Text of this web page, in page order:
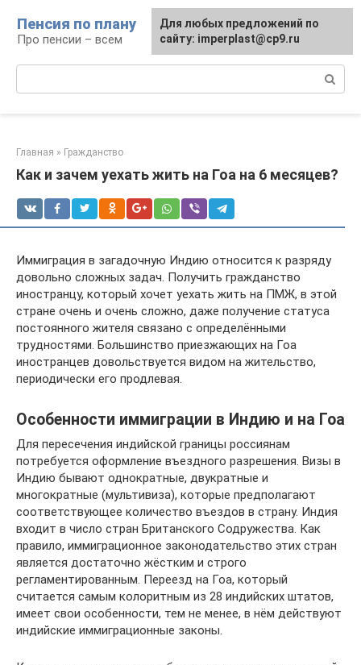
контенту
Пенсия по плану
Про пенсии – всем
Главная » Гражданство
Как и зачем уехать жить на Гоа на 6 месяцев?
Иммиграция в загадочную Индию относится к разряду
довольно сложных задач. Получить гражданство
иностранцу, который хочет уехать жить на ПМЖ, в этой
стране очень и очень сложно, даже получение статуса
постоянного жителя связано с определёнными
трудностями. Большинство приезжающих на Гоа
иностранцев довольствуется видом на жительство,
периодически его продлевая.
Особенности иммиграции в Индию и на Гоа
Для пересечения индийской границы россиянам
потребуется оформление въездного разрешения. Визы в
Индию бывают однократные, двукратные и
многократные (мультивиза), которые предполагают
соответствующее количество въездов в страну. Индия
входит в число стран Британского Содружества. Как
правило, иммиграционное законодательство этих стран
является достаточно жёстким и строго
регламентированным. Переезд на Гоа, который
считается самым колоритным из 28 индийских штатов,
имеет свои особенности, тем не менее, в нём действуют
индийские иммиграционные законы.
Для любых предложений по
сайту: imperplast@cp9.ru